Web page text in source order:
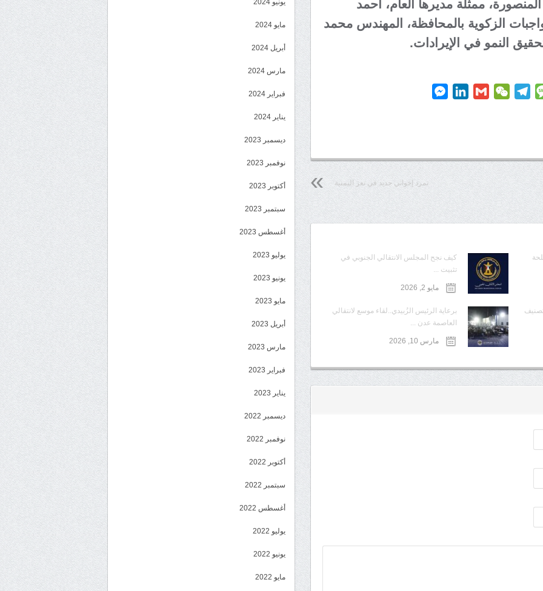
ممثلة مديرها العام، أحمد
الزكوية بالمحافظة، المهندس محمد
النمو في الإيرادات.
Message
Telegram
WeChat
Gmail
LinkedIn
تمرد إخواني جديد في تعز اليمنية
كيف نجح المجلس الانتقالي الجنوبي في
تثبيت ...
مايو 2, 2026
برعاية الرئيس الزُبيدي..لقاء موسع لانتقالي
العاصمة عدن ...
مارس 10, 2026
يونيو 2024
مايو 2024
أبريل 2024
مارس 2024
فبراير 2024
يناير 2024
ديسمبر 2023
نوفمبر 2023
أكتوبر 2023
سبتمبر 2023
أغسطس 2023
يوليو 2023
يونيو 2023
مايو 2023
أبريل 2023
مارس 2023
فبراير 2023
يناير 2023
ديسمبر 2022
نوفمبر 2022
أكتوبر 2022
سبتمبر 2022
أغسطس 2022
يوليو 2022
يونيو 2022
مايو 2022